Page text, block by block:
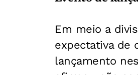
Em meio a
expectativa de
lançamento